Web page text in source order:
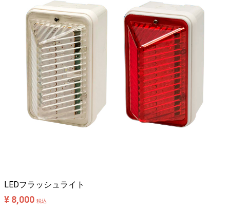
LEDフラッシュライト
¥ 8,000 税込
防犯カメラ設置の目的
求人情報
ブログ
お問い合わせ
会社概要